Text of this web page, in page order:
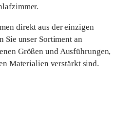
direkt aus der einzigen
Sie unser Sortiment an
Größen und Ausführungen,
Materialien verstärkt sind.